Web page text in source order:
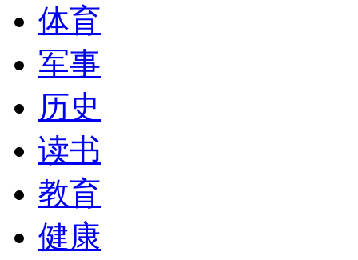
体育
军事
历史
读书
教育
健康